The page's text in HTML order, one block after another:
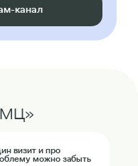
канал
визит и про
можно забыть